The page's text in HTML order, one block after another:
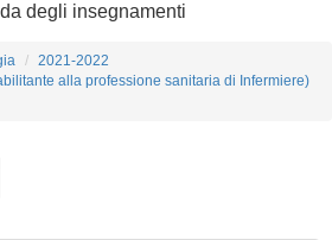
degli insegnamenti
2021-2022
alla professione sanitaria di Infermiere)